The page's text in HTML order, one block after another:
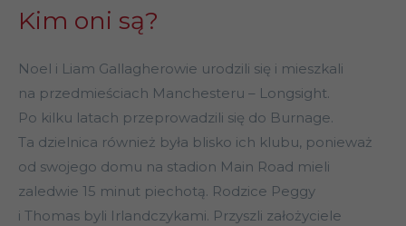
Kim oni są?
Noel i Liam Gallagherowie urodzili się i mieszkali
na przedmieściach Manchesteru – Longsight.
Po kilku latach przeprowadzili się do Burnage.
Ta dzielnica również była blisko ich klubu, ponieważ
od swojego domu na stadion Main Road mieli
zaledwie 15 minut piechotą. Rodzice Peggy
i Thomas byli Irlandczykami. Przyszli założyciele